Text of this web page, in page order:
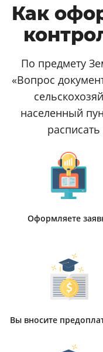
Как
По предмету
«Вопрос
населенный
Оформляете
Вы вносите